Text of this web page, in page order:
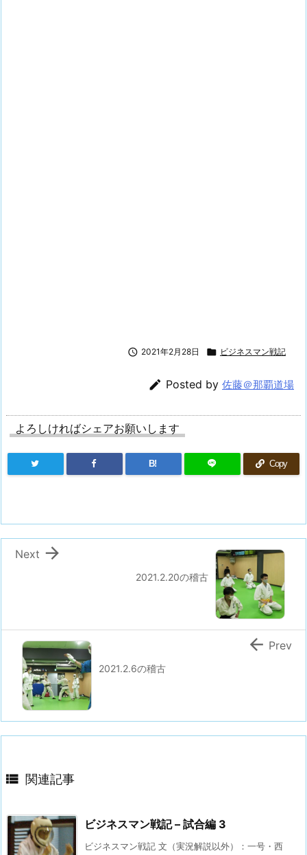
 2021年2月28日  ビジネスマン戦記
 Posted by 佐藤＠那覇道場
よろしければシェアお願いします
B! Copy
2021.2.20の稽古

Next
2021.2.6の稽古
 Prev
 関連記事
ビジネスマン戦記 – 試合編 3
ビジネスマン戦記 文（実況解説以外）：一号・西